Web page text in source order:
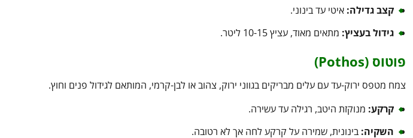
קצב גדילה: איטי עד בינוני.
גידול בעציץ: מתאים מאוד, עציץ 10-15 ליטר.
פוטוס (Pothos)
צמח מטפס ירוק-עד עם עלים מבריקים בגווני ירוק, צהוב או לבן-קרמי, המותאם לגידול פנים וחוץ.
קרקע: מנוקזת היטב, רגילה עד עשירה.
השקיה: בינונית, שמירה על קרקע לחה אך לא רטובה.